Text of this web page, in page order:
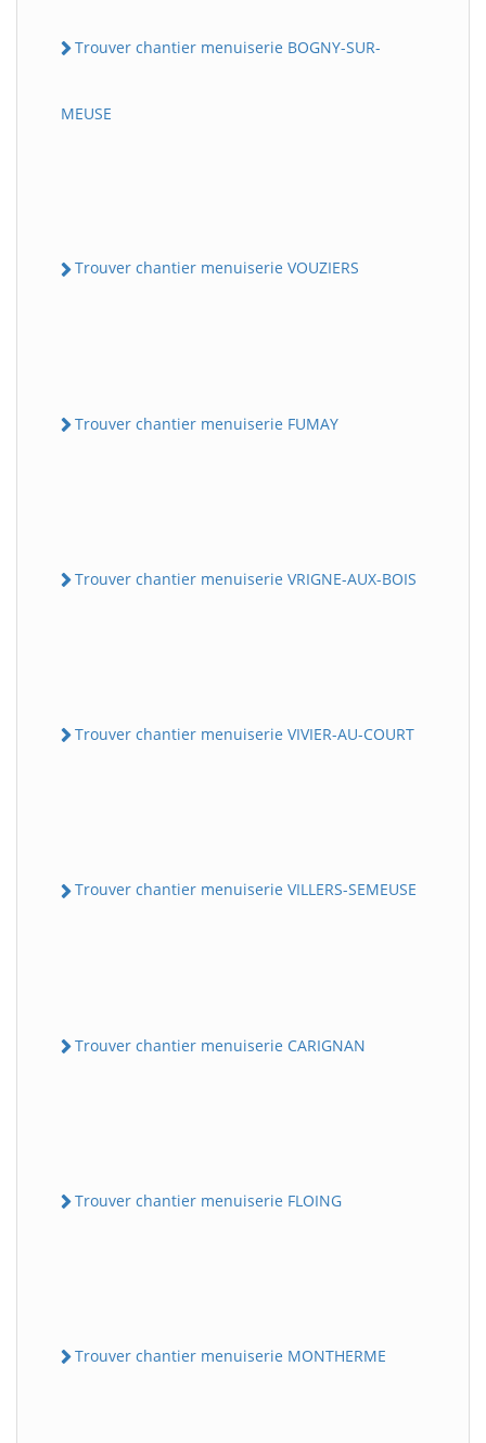
Trouver chantier menuiserie BOGNY-SUR-
MEUSE
Trouver chantier menuiserie VOUZIERS
Trouver chantier menuiserie FUMAY
Trouver chantier menuiserie VRIGNE-AUX-BOIS
Trouver chantier menuiserie VIVIER-AU-COURT
Trouver chantier menuiserie VILLERS-SEMEUSE
Trouver chantier menuiserie CARIGNAN
Trouver chantier menuiserie FLOING
Trouver chantier menuiserie MONTHERME